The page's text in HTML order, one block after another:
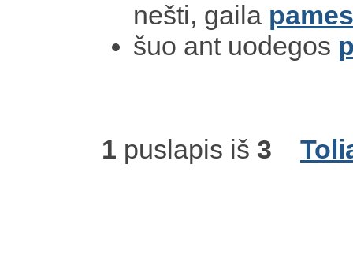
nešti, gaila
šuo ant uodegos
1 puslapis iš 3